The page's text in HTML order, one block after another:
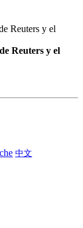
Reuters y el
中文